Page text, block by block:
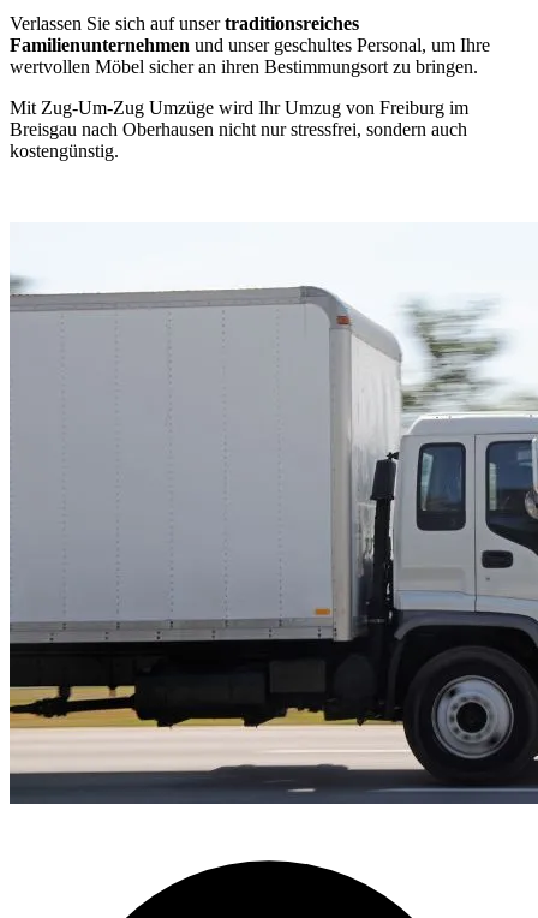
Verlassen Sie sich auf unsertraditionsreiches
Familienunternehmen und unser geschultes Personal, um Ihre
wertvollen Möbel sicher an ihren Bestimmungsort zu bringen.
Mit Zug-Um-Zug Umzüge wird Ihr Umzug von Freiburg im
Breisgau nach Oberhausen nicht nur stressfrei, sondern auch
kostengünstig.